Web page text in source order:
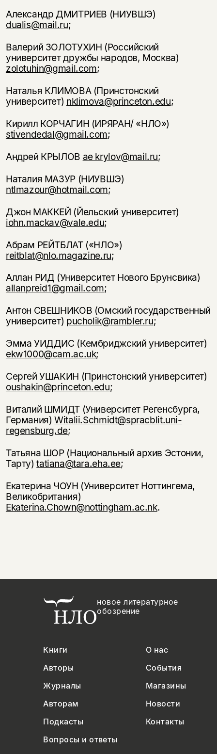
Александр ДМИТРИЕВ (НИУВШЭ)
dualis@mail.ru;
Валерий ЗОЛОТУХИН (Российский
университет дружбы народов, Москва)
zolotuhin@gmail.com;
Наталья КЛИМОВА (Принстонский
университет) nklimova@princeton.edu;
Кирилл КОРЧАГИН (ИРЯРАН/ «НЛО»)
stivendedal@gmail.com;
Андрей КРЫЛОВ ae krylov@mail.ru;
Наталия МАЗУР (НИУВШЭ)
ntlmazour@hotmail.com;
Джон МАККЕЙ (Йельский университет)
iohn.mackav@vale.edu;
Абрам РЕЙТБЛАТ («НЛО»)
reitblat@nlo.magazine.ru;
Аллан РИД (Университет Нового Брунсвика)
allanpreid1@gmail.com;
Антон СВЕШНИКОВ (Омский государственный
университет) pucholik@rambler.ru;
Эмма УИДДИС (Кембриджский университет)
ekw1000@cam.ac.uk;
Сергей УШАКИН (Принстонский университет)
oushakin@princeton.edu;
Виталий ШМИДТ (Университет Регенсбурга,
Германия)Witalii.Schmidt@spracblit.uni-
regensburg.de;
Татьяна ШОР (Национальный архив Эстонии,
Тарту)tatiana@tara.eha.ee;
Екатерина ЧОУН (Университет Ноттингема,
Великобритания)
Ekaterina.Chown@nottingham.ac.nk.
новое литературное
обозрение
Книги
О нас
Авторы
События
Журналы
Магазины
Авторам
Новости
Подкасты
Контакты
Вопросы и ответы
Раз в неделю мы отправляем рассылку
о книгах и событиях «НЛО».
скидку 15%
Я соглашаюсь сПолитикой конфиденциальности
подписаться
Вы можете подписаться на
уведомления, и при поступлении книги
на склад получить письмо на указанный
электронный адрес.
Я соглашаюсь сПолитикой конфиденциальности
подписаться
Эта книга
не предназначена для
несовершеннолетних
Скажите, пожалуйста,
вам уже исполнилось 18 лет?
да
нет, вернуться назад